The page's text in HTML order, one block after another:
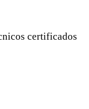
certificados